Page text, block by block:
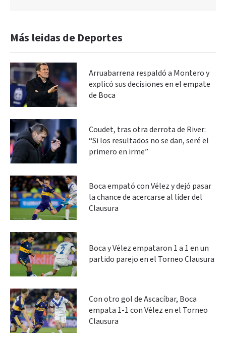
Más leidas de Deportes
Arruabarrena respaldó a Montero y
explicó sus decisiones en el empate
de Boca
Coudet, tras otra derrota de River:
“Si los resultados no se dan, seré el
primero en irme”
Boca empató con Vélez y dejó pasar
la chance de acercarse al líder del
Clausura
Boca y Vélez empataron 1 a 1 en un
partido parejo en el Torneo Clausura
Con otro gol de Ascacíbar, Boca
empata 1-1 con Vélez en el Torneo
Clausura